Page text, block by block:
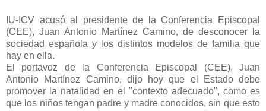
IU-ICV acusó al presidente de la Conferencia Episcopal
(CEE), Juan Antonio Martínez Camino, de desconocer la
sociedad española y los distintos modelos de familia que
hay en ella.
El portavoz de la Conferencia Episcopal (CEE), Juan
Antonio Martínez Camino, dijo hoy que el Estado debe
promover la natalidad en el "contexto adecuado", como es
que los niños tengan padre y madre conocidos, sin que esto